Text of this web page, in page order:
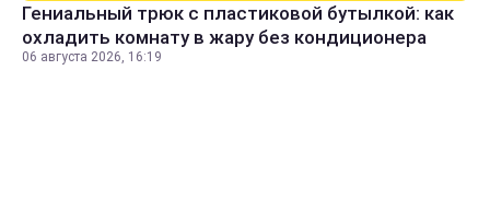
Гениальный трюк с пластиковой бутылкой: как
охладить комнату в жару без кондиционера
06 августа 2026, 16:19